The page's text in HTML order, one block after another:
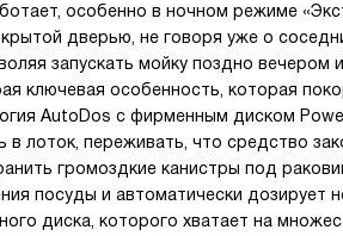
особенно в ночном режиме
дверью, не говоря уже о
запускать мойку поздно вечером
ключевая особенность, которая
AutoDos с фирменным диском
в лоток, переживать, что средство
громоздкие канистры под
посуды и автоматически дозирует
диска, которого хватает на